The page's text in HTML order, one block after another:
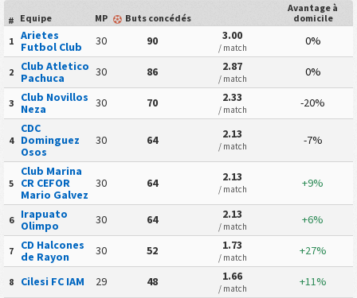
# Equipe MP Buts concédés
Avantage à
domicile
1 Arietes
Futbol Club
30 90 3.00
/ match 0%
2
Club Atletico
Pachuca
30 86 2.87
/ match 0%
3
Club Novillos
Neza
30 70 2.33
/ match -20%
4
CDC
Dominguez
Osos
30 64 2.13
/ match -7%
5
Club Marina
CR CEFOR
Mario Galvez
30 64 2.13
/ match +9%
6
Irapuato
Olimpo
30 64 2.13
/ match +6%
7
CD Halcones
de Rayon
30 52 1.73
/ match +27%
8 Cilesi FC IAM 29 48 1.66
/ match +11%